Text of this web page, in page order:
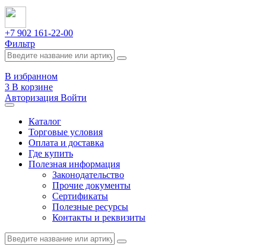
+7 902 161-22-00
Фильтр
В избранном
3 В корзине
Авторизация Войти
Каталог
Торговые условия
Оплата и доставка
Где купить
Полезная информация
Законодательство
Прочие документы
Сертификаты
Полезные ресурсы
Контакты и реквизиты